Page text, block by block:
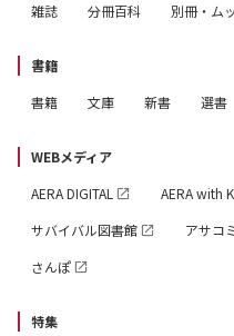
雑誌
分冊百科 別冊・ム
書籍
書籍
文庫 新書 選書
WEBメディア
AERA DIGITAL
AERA with
サバイバル図書館
アサコ
さんぽ
特集